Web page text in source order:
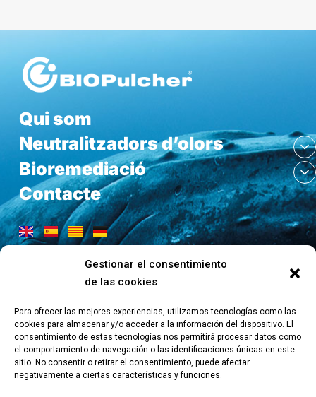
Gestionar el consentimiento
de las cookies
Para ofrecer las mejores experiencias, utilizamos tecnologías como las
cookies para almacenar y/o acceder a la información del dispositivo. El
consentimiento de estas tecnologías nos permitirá procesar datos como
el comportamiento de navegación o las identificaciones únicas en este
sitio. No consentir o retirar el consentimiento, puede afectar
negativamente a ciertas características y funciones.
La solució
Qui som
Neutralitzadors d’olors
Bioremediació
Contacte
POLÍTICAS DE COOKIES AVISO LEGAL POLÍTICA DE PRIVACIDAD